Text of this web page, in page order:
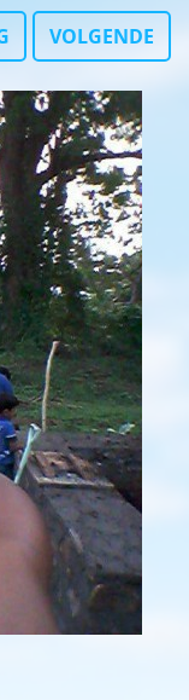
VOLGENDE